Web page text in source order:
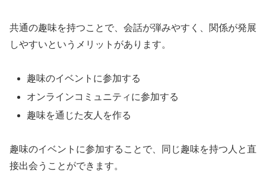
共通の趣味を持つことで、会話が弾みやすく、関係が発展
しやすいというメリットがあります。
趣味のイベントに参加する
オンラインコミュニティに参加する
趣味を通じた友人を作る
趣味のイベントに参加することで、同じ趣味を持つ人と直
接出会うことができます。